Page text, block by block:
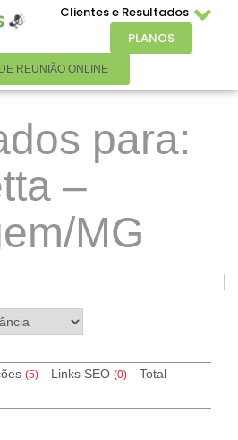
Clientes e Resultados
PLANOS
REUNIÃO ONLINE
para:
–
MG
(5) Links SEO (0)
Total